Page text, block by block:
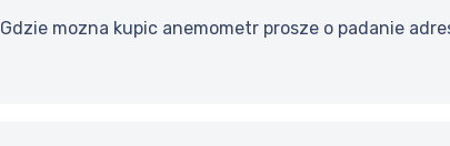
Gdzie mozna kupic anemometr prosze o padanie